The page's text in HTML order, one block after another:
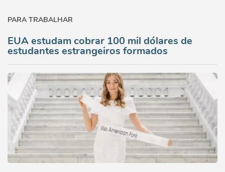
PARA TRABALHAR
EUA estudam cobrar 100 mil dólares de
estudantes estrangeiros formados